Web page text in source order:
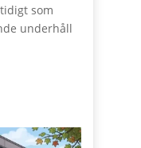
som
underhåll